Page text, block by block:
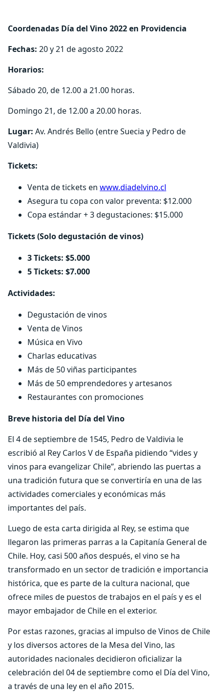
Coordenadas Día del Vino 2022 en Providencia
Fechas: 20 y 21 de agosto 2022
Horarios:
Sábado 20, de 12.00 a 21.00 horas.
Domingo 21, de 12.00 a 20.00 horas.
Lugar: Av. Andrés Bello (entre Suecia y Pedro de
Valdivia)
Tickets:
Venta de tickets en www.diadelvino.cl
Asegura tu copa con valor preventa: $12.000
Copa estándar + 3 degustaciones: $15.000
Tickets (Solo degustación de vinos)
3 Tickets: $5.000
5 Tickets: $7.000
Actividades:
Degustación de vinos
Venta de Vinos
Música en Vivo
Charlas educativas
Más de 50 viñas participantes
Más de 50 emprendedores y artesanos
Restaurantes con promociones
Breve historia del Día del Vino
El 4 de septiembre de 1545, Pedro de Valdivia le
escribió al Rey Carlos V de España pidiendo “vides y
vinos para evangelizar Chile”, abriendo las puertas a
una tradición futura que se convertiría en una de las
actividades comerciales y económicas más
importantes del país.
Luego de esta carta dirigida al Rey, se estima que
llegaron las primeras parras a la Capitanía General de
Chile. Hoy, casi 500 años después, el vino se ha
transformado en un sector de tradición e importancia
histórica, que es parte de la cultura nacional, que
ofrece miles de puestos de trabajos en el país y es el
mayor embajador de Chile en el exterior.
Por estas razones, gracias al impulso de Vinos de Chile
y los diversos actores de la Mesa del Vino, las
autoridades nacionales decidieron oficializar la
celebración del 04 de septiembre como el Día del Vino,
a través de una ley en el año 2015.